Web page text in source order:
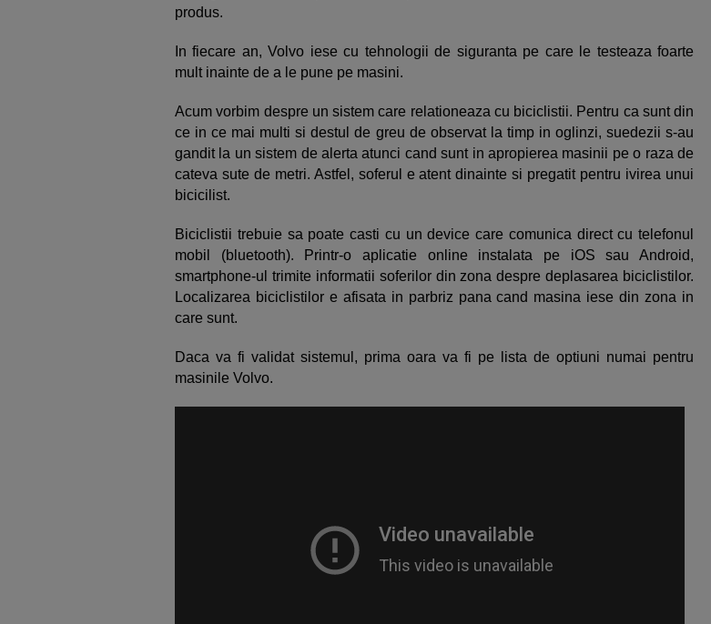
produs.
In fiecare an, Volvo iese cu tehnologii de siguranta pe care le testeaza foarte
mult inainte de a le pune pe masini.
Acum vorbim despre un sistem care relationeaza cu biciclistii. Pentru ca sunt din
ce in ce mai multi si destul de greu de observat la timp in oglinzi, suedezii s-au
gandit la un sistem de alerta atunci cand sunt in apropierea masinii pe o raza de
cateva sute de metri. Astfel, soferul e atent dinainte si pregatit pentru ivirea unui
bicicilist.
Biciclistii trebuie sa poate casti cu un device care comunica direct cu telefonul
mobil (bluetooth). Printr-o aplicatie online instalata pe iOS sau Android,
smartphone-ul trimite informatii soferilor din zona despre deplasarea biciclistilor.
Localizarea biciclistilor e afisata in parbriz pana cand masina iese din zona in
care sunt.
Daca va fi validat sistemul, prima oara va fi pe lista de optiuni numai pentru
masinile Volvo.